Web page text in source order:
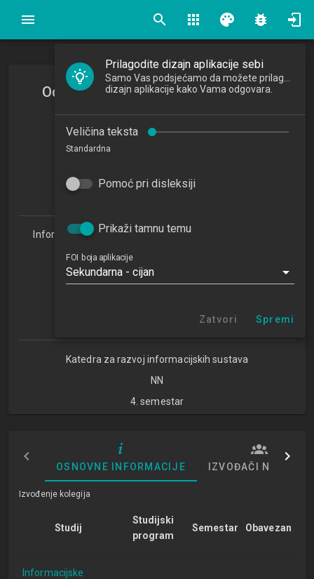
search apps palette bug_report
Odgovornost, inkluzija i održivost u
informatici
3
Informacijske tehnologije i digitalizacija poslovanja 1.3
Studijski centar Križevci (ITDP 1.3)
Studijski centar Varaždin
Studijski centar Zagreb
Katedra za razvoj informacijskih sustava
NN
4. semestar
OSNOVNE INFORMACIJE IZVOĐAČI NASTAVE
Izvođenje kolegija
Studij
Studijski
program
Semestar Obavezan
Informacijske
Prilagodite dizajn aplikacije sebi
dizajn aplikacije kako Vama odgovara.
Veličina teksta
Standardna
Pomoć pri disleksiji
Prikaži tamnu temu
FOI boja aplikacije
Sekundarna - cijan
Zatvori Spremi